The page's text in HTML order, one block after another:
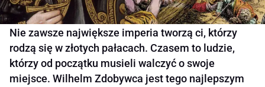
Nie zawsze największe imperia tworzą ci, którzy
rodzą się w złotych pałacach. Czasem to ludzie,
którzy od początku musieli walczyć o swoje
miejsce. Wilhelm Zdobywca jest tego najlepszym